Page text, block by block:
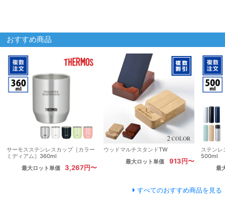
おすすめ商品
サーモスステンレスカップ［カラー
ミディアム］360ml
最大ロット単価
3,267円〜
ウッドマルチスタンドTW
最大ロット単価
913円〜
ステンレ
500ml
最
すべてのおすすめ商品を見る